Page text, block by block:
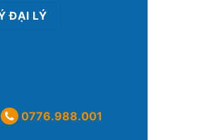
ĐẠI LÝ
0776.988.001